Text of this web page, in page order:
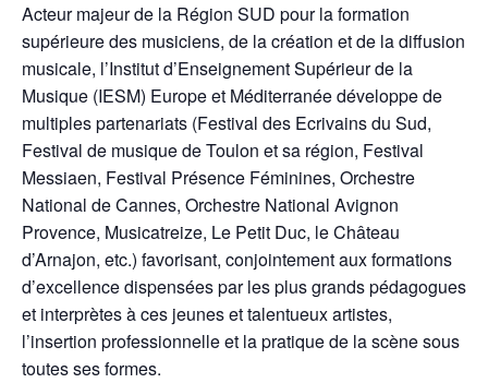
Acteur majeur de la Région SUD pour la formation
supérieure des musiciens, de la création et de la diffusion
musicale, l’Institut d’Enseignement Supérieur de la
Musique (IESM) Europe et Méditerranée développe de
multiples partenariats (Festival des Ecrivains du Sud,
Festival de musique de Toulon et sa région, Festival
Messiaen, Festival Présence Féminines, Orchestre
National de Cannes, Orchestre National Avignon
Provence, Musicatreize, Le Petit Duc, le Château
d’Arnajon, etc.) favorisant, conjointement aux formations
d’excellence dispensées par les plus grands pédagogues
et interprètes à ces jeunes et talentueux artistes,
l’insertion professionnelle et la pratique de la scène sous
toutes ses formes.